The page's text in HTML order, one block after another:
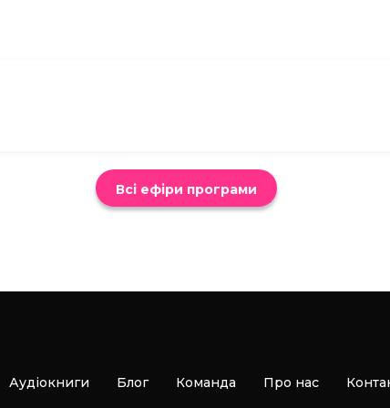
Всі ефіри програми
Аудіокниги Блог Команда Про нас